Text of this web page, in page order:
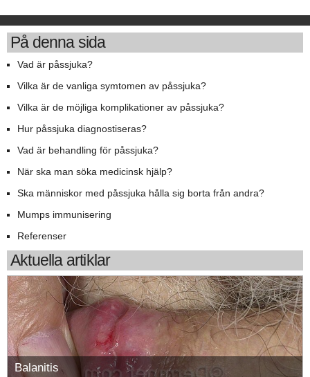
På denna sida
Vad är påssjuka?
Vilka är de vanliga symtomen av påssjuka?
Vilka är de möjliga komplikationer av påssjuka?
Hur påssjuka diagnostiseras?
Vad är behandling för påssjuka?
När ska man söka medicinsk hjälp?
Ska människor med påssjuka hålla sig borta från andra?
Mumps immunisering
Referenser
Aktuella artiklar
Balanitis